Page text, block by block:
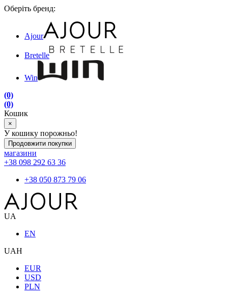
Оберіть бренд:
Ajour
Bretelle
Win
(0)
(0)
Кошик
×
У кошику порожньо!
Продовжити покупки
магазини
+38 098 292 63 36
+38 050 873 79 06
UA
EN
UAH
EUR
USD
PLN